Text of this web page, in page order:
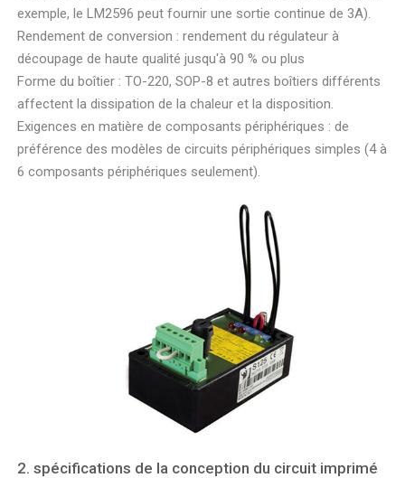
exemple, le LM2596 peut fournir une sortie continue de 3A).
Rendement de conversion : rendement du régulateur à
découpage de haute qualité jusqu'à 90 % ou plus
Forme du boîtier : TO-220, SOP-8 et autres boîtiers différents
affectent la dissipation de la chaleur et la disposition.
Exigences en matière de composants périphériques : de
préférence des modèles de circuits périphériques simples (4 à
6 composants périphériques seulement).
2. spécifications de la conception du circuit imprimé